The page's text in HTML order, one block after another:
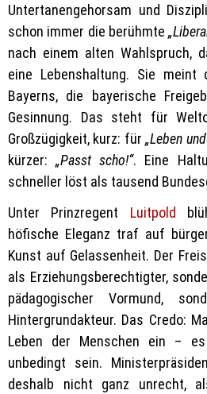
Untertanengehorsam und
schon immer die berühmte
nach einem alten Wahlspruch,
eine Lebenshaltung. Sie meint
Bayerns, die bayerische
Gesinnung. Das steht für
Großzügigkeit, kurz: für„Leben
kürzer:„Passt scho!“. Eine
schneller löst als tausend
Unter Prinzregent Luitpold
höfische Eleganz traf auf
Kunst auf Gelassenheit. Der
als Erziehungsberechtigter,
pädagogischer Vormund,
Hintergrundakteur. Das Credo:
Leben der Menschen ein –
unbedingt sein.
deshalb nicht ganz unrecht,